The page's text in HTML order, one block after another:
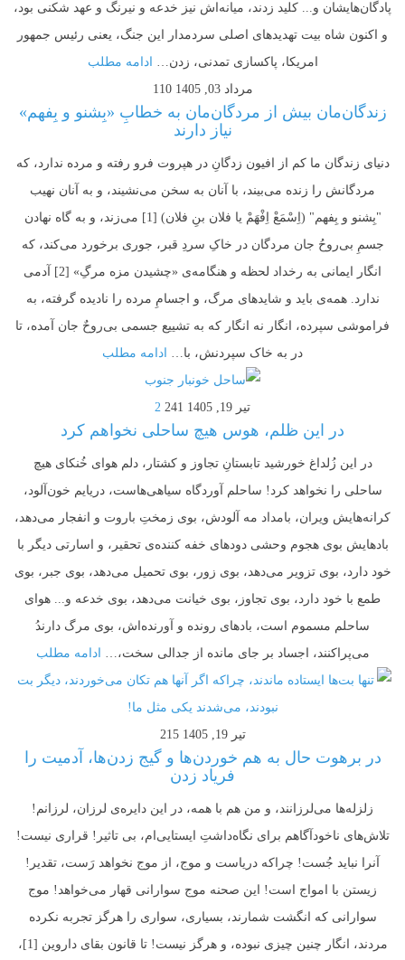
پادگان‌هایشان و... کلید زدند، میانه‌اش نیز خدعه و نیرنگ و عهد شکنی بود،
و اکنون شاه بیت تهدیدهای اصلی سردمدار این جنگ، یعنی رئیس جمهور
امریکا، پاکسازی تمدنی، زدن… ادامه مطلب
مرداد 03, 1405
110
زندگان‌مان بیش از مردگان‌مان به خطابِ «بِشنو و بِفهم»
نیاز دارند
دنیای زندگان ما کم از افیون زدگانِ در هپروت فرو رفته و مرده ندارد، که
مردگانش را زنده می‌بیند، با آنان به سخن می‌نشیند، و به آنان نهیب
"بِشنو و بِفهم" (اِسْمَعْ اِفْهَمْ یا فلان بنِ فلان) [1] می‌زند، و به گاه نهادن
جسمِ بی‌روحُ جان مردگان در خاکِ سردِ قبر، جوری برخورد می‌کند، که
انگار ایمانی به رخداد لحظه و هنگامه‌ی «چشیدن مزه مرگِ» [2] آدمی
ندارد. همه‌ی باید و شایدهای مرگ، و اجسامِ مرده را نادیده گرفته، به
فراموشی سپرده، انگار نه انگار که به تشییع جسمی بی‌روحٌ جان آمده، تا
در به خاک سپردنش، با… ادامه مطلب
تیر 19, 1405 241
2
در این ظلم، هوس هیچ ساحلی نخواهم کرد
در این زُلداغ خورشید تابستانِ تجاوز و کشتار، دلم هوای خُنکای هیچ
ساحلی را نخواهد کرد! ساحلم آوردگاه سیاهی‌هاست، دریایم خون‌آلود،
کرانه‌هایش ویران، بامداد مه آلودش، بوی زمختِ باروت و انفجار می‌دهد،
بادهایش بوی هجوم وحشی دودهای خفه کننده‌ی تحقیر، و اسارتی دیگر با
خود دارد، بوی تزویر می‌دهد، بوی زور، بوی تحمیل می‌دهد، بوی جبر، بوی
طمع با خود دارد، بوی تجاوز، بوی خیانت می‌دهد، بوی خدعه و... هوای
ساحلم مسموم است، بادهای رونده و آورنده‌اش، بوی مرگ دارندُ
می‌پراکنند، اجساد بر جای مانده از جدالی سخت،… ادامه مطلب
تیر 19, 1405 215
در برهوت حال به هم خوردن‌ها و گیج زدن‌ها، آدمیت را
فریاد زدن
زلزله‌ها می‌لرزانند، و من هم با همه، در این دایره‌ی لرزان، لرزانم!
تلاش‌های ناخودآگاهم برای نگاه‌داشتِ ایستایی‌ام‌، بی تاثیر! قراری نیست!
آنرا نباید جُست! چراکه دریاست و موج، از موج نخواهد رَست، تقدیر!
زیستن با امواج است! این صحنه موج سوارانی قهار می‌خواهد! موج
سوارانی که انگشت شمارند، بسیاری، سواری را هرگز تجربه نکرده‌
مردند، انگار چنین چیزی نبوده، و هرگز نیست! تا قانون بقای داروین [1]،